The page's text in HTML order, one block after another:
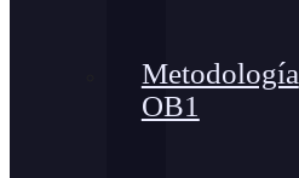
Metodología
OB1